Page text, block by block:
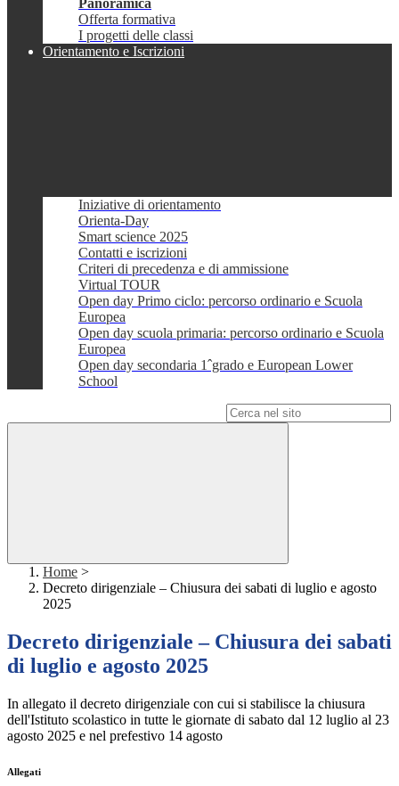
Panoramica
Offerta formativa
I progetti delle classi
Orientamento e Iscrizioni
Iniziative di orientamento
Orienta-Day
Smart science 2025
Contatti e iscrizioni
Criteri di precedenza e di ammissione
Virtual TOUR
Open day Primo ciclo: percorso ordinario e Scuola
Europea
Open day scuola primaria: percorso ordinario e Scuola
Europea
Open day secondaria 1ˆgrado e European Lower
School
Home >
Decreto dirigenziale – Chiusura dei sabati di luglio e agosto
2025
Decreto dirigenziale – Chiusura dei sabati
di luglio e agosto 2025
In allegato il decreto dirigenziale con cui si stabilisce la chiusura
dell'Istituto scolastico in tutte le giornate di sabato dal 12 luglio al 23
agosto 2025 e nel prefestivo 14 agosto
Allegati